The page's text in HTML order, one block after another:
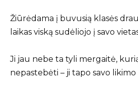
Žiūrėdama į buvusią klasės
laikas viską sudėliojo į savo
Ji jau nebe ta tyli mergaitė,
nepastebėti – ji tapo savo likimo